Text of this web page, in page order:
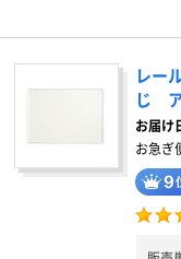
レー
じ
お届け
お急ぎ